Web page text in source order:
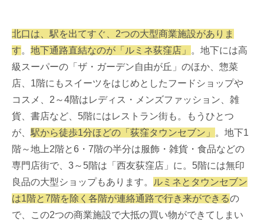
北口は、駅を出てすぐ、2つの大型商業施設がありま
す。 地下通路直結なのが「ルミネ荻窪店」
。地下には高
級スーパーの「ザ・ガーデン自由が丘」のほか、惣菜
店、1階にもスイーツをはじめとしたフードショップや
コスメ、2～4階はレディス・メンズファッション、雑
貨、書店など、5階にはレストラン街も。もうひとつ
が、 駅から徒歩1分ほどの「荻窪タウンセブン」
。地下1
階～地上2階と6・7階の半分は服飾・雑貨・食品などの
専門店街で、3～5階は「西友荻窪店」に。5階には無印
良品の大型ショップもあります。
ルミネとタウンセブン
は1階と7階を除く各階が連絡通路で行き来ができるの
で、この2つの商業施設で大抵の買い物ができてしまい